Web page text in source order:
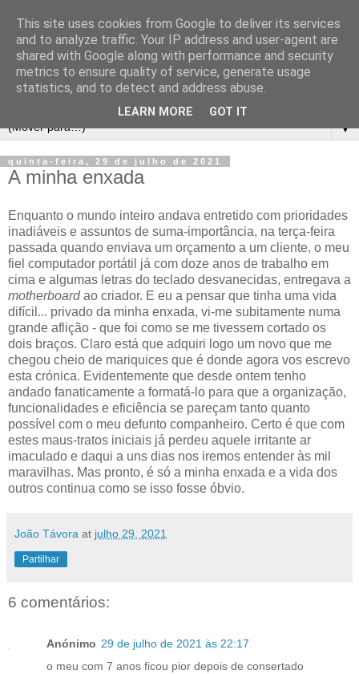
▼
quinta-feira, 29 de julho de 2021
A minha enxada
Enquanto o mundo inteiro andava entretido com prioridades
inadiáveis e assuntos de suma-importância, na terça-feira
passada quando enviava um orçamento a um cliente, o meu
fiel computador portátil já com doze anos de trabalho em
cima e algumas letras do teclado desvanecidas, entregava a
motherboardao criador. E eu a pensar que tinha uma vida
difícil... privado da minha enxada, vi-me subitamente numa
grande aflição - que foi como se me tivessem cortado os
dois braços. Claro está que adquiri logo um novo que me
chegou cheio de mariquices que é donde agora vos escrevo
esta crónica. Evidentemente que desde ontem tenho
andado fanaticamente a formatá-lo para que a organização,
funcionalidades e eficiência se pareçam tanto quanto
possível com o meu defunto companheiro. Certo é que com
estes maus-tratos iniciais já perdeu aquele irritante ar
imaculado e daqui a uns dias nos iremos entender às mil
maravilhas. Mas pronto, é só a minha enxada e a vida dos
outros continua como se isso fosse óbvio.
João Távora at julho 29, 2021
Partilhar
6 comentários:
Anónimo 29 de julho de 2021 às 22:17
o meu com 7 anos ficou pior depois de consertado
This site uses cookies from Google to deliver its services
and to analyze traffic. Your IP address and user-agent are
shared with Google along with performance and security
metrics to ensure quality of service, generate usage
statistics, and to detect and address abuse.
LEARN MORE GOT IT